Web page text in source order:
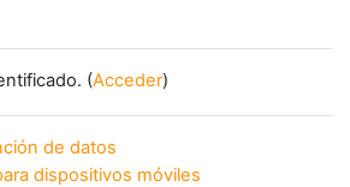
(Acceder)
de datos
dispositivos móviles